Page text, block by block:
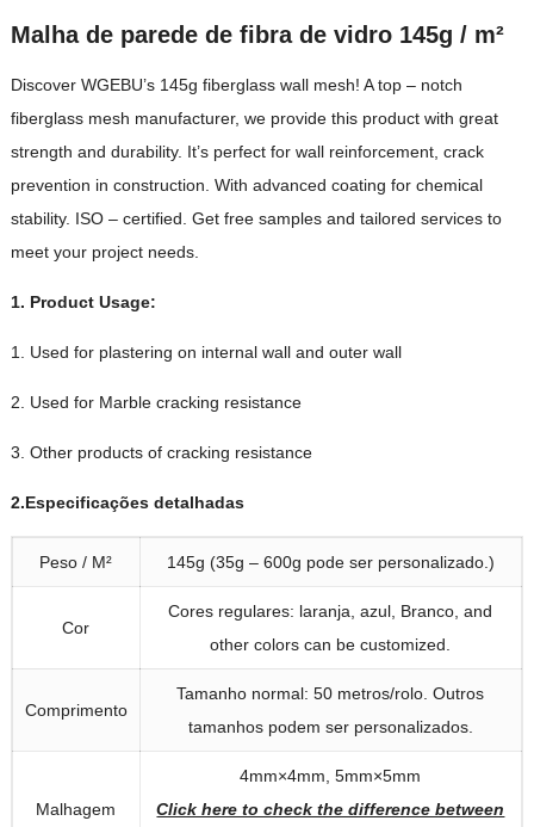
Malha de parede de fibra de vidro 145g / m²
Discover WGEBU’s 145g fiberglass wall mesh! A top– notch
fiberglass mesh manufacturer, we provide this product with great
strength and durability. It’s perfect for wall reinforcement, crack
prevention in construction. With advanced coating for chemical
stability. ISO– certified. Get free samples and tailored services to
meet your project needs.
1. Product Usage:
1. Used for plastering on internal wall and outer wall
2. Used for Marble cracking resistance
3. Other products of cracking resistance
2.Especificações detalhadas
Peso / M² 145g (35g – 600g pode ser personalizado.)
Cor
Cores regulares: laranja, azul, Branco,and
other colors can be customized.
Comprimento
Tamanho normal: 50 metros/rolo. Outros
tamanhos podem ser personalizados.
Malhagem
4mm×4mm, 5mm×5mm
Click here to check the difference between